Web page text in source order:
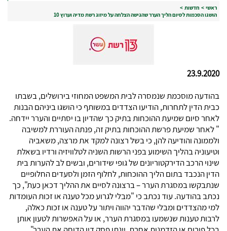
ראשי > חדשות >
הושגו הסכמות לסיום הליך הערר שהגישה הצלחה על מיזוג רשת מדיה וערוץ 10
23.9.2020
בהודעה מוסכמת שנמסרה לבית המשפט המחוזי בירושלים, בשבתו
כבית הדין לתחרות, הודיעו הצדדים במשותף כי הושגו ביניהם הבנות
לאחר סיום שמיעת ההוכחות בתיק כך שהדיון בו יסתיים והערר יידחה.
" לאחר שמיעת פרשת ההוכחות בתיק זה, פנתה העוררת למשיבה
ולממונה והודיעה להן, כי בשל רצונה למקד את מרצה, משאביה
וטיעוניה בהליך השימוע בפני הרשות השניה לטלוויזיה ורדיו בשאלת
שינוי הרכב הדירקטוריונים של גופי שידורים, ובשים לב להערות בית
הדין הנכבד בתום הליך ההוכחות, לחלוף הזמן ולסעדים החלופיים
שנתבקשו במסגרת הערר – ברצונה לסיים את ההליך דכאן כעת", כך
נכתב בהודעה. עוד נכתב כי "מבלי לגרוע מכל טענה או זכות העומדות
למי מהצדדים ומבלי שהדבר יהווה ויתור על טענה או זכות כאלה,
לרבות טענות שנשמעו במסגרת הערר, או על האפשרות לטעון אותן